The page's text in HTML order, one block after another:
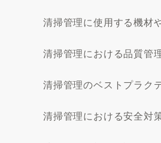
清掃管理に使用する機材
清掃管理における品質管
清掃管理のベストプラク
清掃管理における安全対